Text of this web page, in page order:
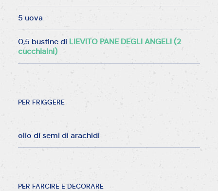
5 uova
0,5 bustine di LIEVITO PANE DEGLI ANGELI (2
cucchiaini)
PER FRIGGERE
olio di semi di arachidi
PER FARCIRE E DECORARE